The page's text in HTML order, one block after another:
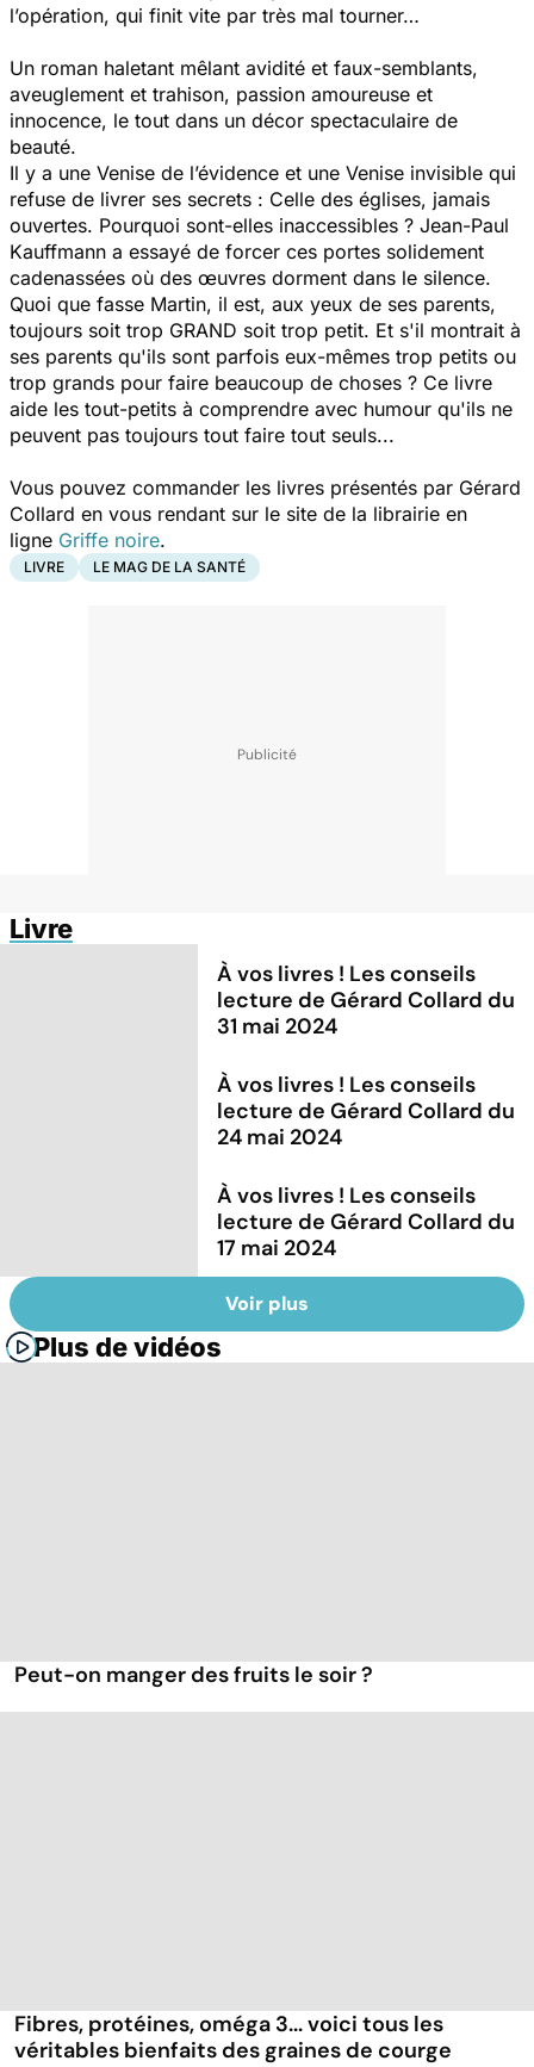
l’opération, qui finit vite par très mal tourner…
Un roman haletant mêlant avidité et faux-semblants,
aveuglement et trahison, passion amoureuse et
innocence, le tout dans un décor spectaculaire de
beauté.
Il y a une Venise de l’évidence et une Venise invisible qui
refuse de livrer ses secrets : Celle des églises, jamais
ouvertes. Pourquoi sont-elles inaccessibles ? Jean-Paul
Kauffmann a essayé de forcer ces portes solidement
cadenassées où des œuvres dorment dans le silence.
Quoi que fasse Martin, il est, aux yeux de ses parents,
toujours soit trop GRAND soit trop petit. Et s'il montrait à
ses parents qu'ils sont parfois eux-mêmes trop petits ou
trop grands pour faire beaucoup de choses ? Ce livre
aide les tout-petits à comprendre avec humour qu'ils ne
peuvent pas toujours tout faire tout seuls...
Vous pouvez commander les livres présentés par Gérard
Collard en vous rendant sur le site de la librairie en
ligne Griffe noire.
LIVRE LE MAG DE LA SANTÉ
Livre
À vos livres ! Les conseils
lecture de Gérard Collard du
31 mai 2024
À vos livres ! Les conseils
lecture de Gérard Collard du
24 mai 2024
À vos livres ! Les conseils
lecture de Gérard Collard du
17 mai 2024
Voir plus
Plus de vidéos
Peut-on manger des fruits le soir ?
Fibres, protéines, oméga 3... voici tous les
véritables bienfaits des graines de courge